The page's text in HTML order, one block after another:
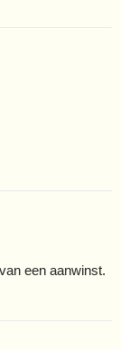
een aanwinst.